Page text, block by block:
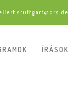
ÍRÁSOK